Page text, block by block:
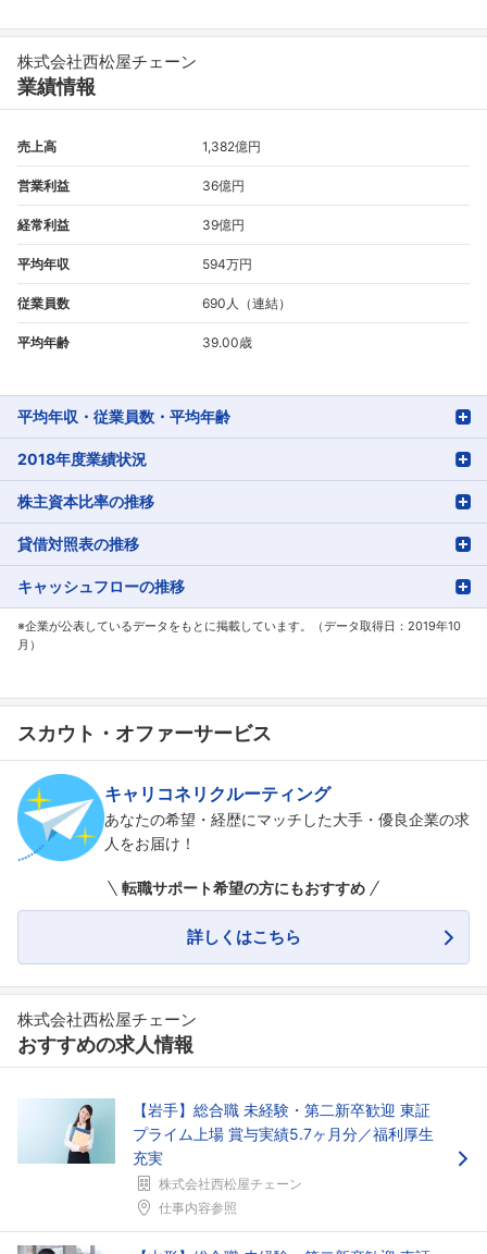
株式会社西松屋チェーン
業績情報
売上高 1,382億円
営業利益 36億円
経常利益 39億円
平均年収 594万円
従業員数 690人（連結）
平均年齢 39.00歳
平均年収・従業員数・平均年齢
2018年度業績状況
株主資本比率の推移
貸借対照表の推移
キャッシュフローの推移
※企業が公表しているデータをもとに掲載しています。（データ取得日：2019年10
月）
スカウト・オファーサービス
キャリコネリクルーティング
あなたの希望・経歴にマッチした大手・優良企業の求
人をお届け！
転職サポート希望の方にもおすすめ
詳しくはこちら
株式会社西松屋チェーン
おすすめの求人情報
【岩手】総合職 未経験・第二新卒歓迎 東証
プライム上場 賞与実績5.7ヶ月分／福利厚生
充実
株式会社西松屋チェーン
仕事内容参照